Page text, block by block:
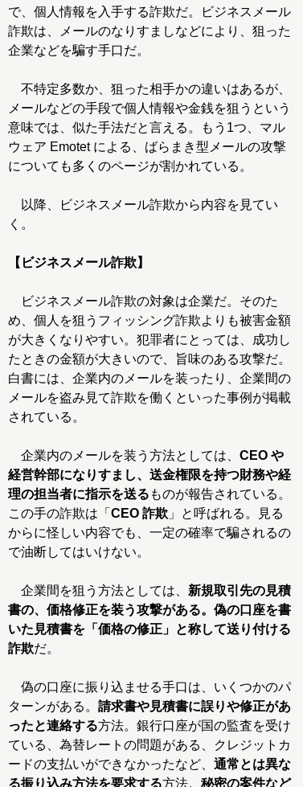
で、個人情報を入手する詐欺だ。ビジネスメール
詐欺は、メールのなりすましなどにより、狙った
企業などを騙す手口だ。
不特定多数か、狙った相手かの違いはあるが、
メールなどの手段で個人情報や金銭を狙うという
意味では、似た手法だと言える。もう1つ、マル
ウェア Emotet による、ばらまき型メールの攻撃
についても多くのページが割かれている。
以降、ビジネスメール詐欺から内容を見てい
く。
【ビジネスメール詐欺】
ビジネスメール詐欺の対象は企業だ。そのた
め、個人を狙うフィッシング詐欺よりも被害金額
が大きくなりやすい。犯罪者にとっては、成功し
たときの金額が大きいので、旨味のある攻撃だ。
白書には、企業内のメールを装ったり、企業間の
メールを盗み見て詐欺を働くといった事例が掲載
されている。
企業内のメールを装う方法としては、 CEO や
経営幹部になりすまし、送金権限を持つ財務や経
理の担当者に指示を送る ものが報告されている。
この手の詐欺は「 CEO 詐欺 」と呼ばれる。見る
からに怪しい内容でも、一定の確率で騙されるの
で油断してはいけない。
企業間を狙う方法としては、 新規取引先の見積
書の、価格修正を装う攻撃がある。偽の口座を書
いた見積書を「価格の修正」と称して送り付ける
詐欺だ。
偽の口座に振り込ませる手口は、いくつかのパ
ターンがある。 請求書や見積書に誤りや修正があ
ったと連絡する方法。銀行口座が国の監査を受け
ている、為替レートの問題がある、クレジットカ
ードの支払いができなかったなど、 通常とは異な
る振り込み方法を要求する方法。 秘密の案件など